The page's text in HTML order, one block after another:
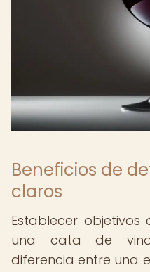
Beneficios de
claros
Establecer
una cata de
diferencia entre una